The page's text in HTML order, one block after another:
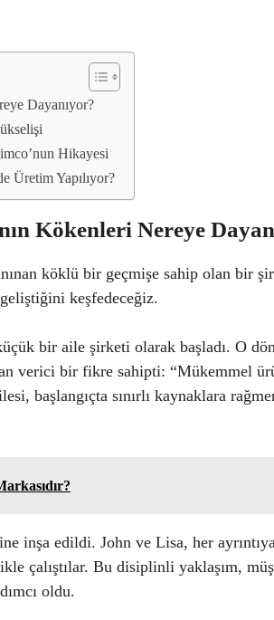
Dayanıyor?
Hikayesi
Üretim Yapılıyor?
Kökenleri Nereye
köklü bir geçmişe sahip olan bir
keşfedeceğiz.
bir aile şirketi olarak başladı. O
verici bir fikre sahipti: “Mükemmel
başlangıçta sınırlı kaynaklara
inşa edildi. John ve Lisa, her
çalıştılar. Bu disiplinli yaklaşım,
oldu.